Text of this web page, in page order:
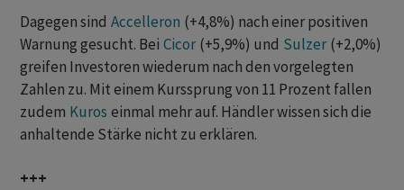
Dagegen sind Accelleron (+4,8%) nach einer positiven
Warnung gesucht. Bei Cicor (+5,9%) und Sulzer (+2,0%)
greifen Investoren wiederum nach den vorgelegten
Zahlen zu. Mit einem Kurssprung von 11 Prozent fallen
zudem Kuros einmal mehr auf. Händler wissen sich die
anhaltende Stärke nicht zu erklären.
+++